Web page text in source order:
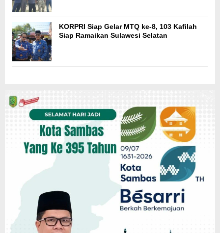
KORPRI Siap Gelar MTQ ke-8, 103 Kafilah
Siap Ramaikan Sulawesi Selatan